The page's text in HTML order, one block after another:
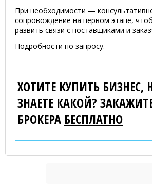
При необходимости —
сопровождение на первом этапе,
развить связи с поставщиками и
Подробности по запросу.
ХОТИТЕ КУПИТЬ БИЗНЕС,
ЗНАЕТЕ КАКОЙ?
БРОКЕРА БЕСПЛАТНО